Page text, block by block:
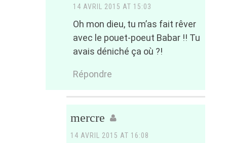
14 AVRIL 2015 AT 15:03
Oh mon dieu, tu m’as fait rêver
avec le pouet-poeut Babar !! Tu
avais déniché ça où ?!
Répondre
mercre
14 AVRIL 2015 AT 16:08